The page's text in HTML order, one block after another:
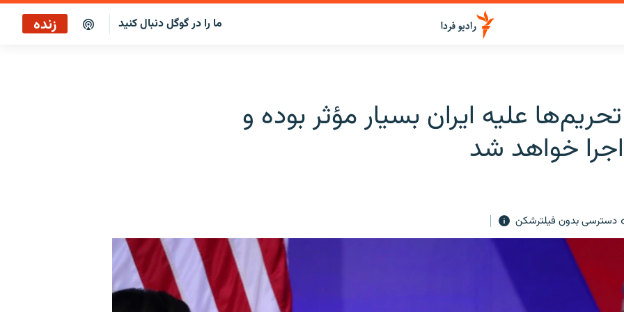
ما را در گوگل دنبال کنید زنده
علیه ایران بسیار مؤثر بوده و
خواهد شد
دسترسی بدون فیلترشکن